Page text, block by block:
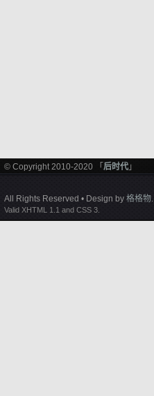
© Copyright 2010-2020 「 后时代 」
All Rights Reserved • Design by 格格物.
Valid XHTML 1.1 and CSS 3.